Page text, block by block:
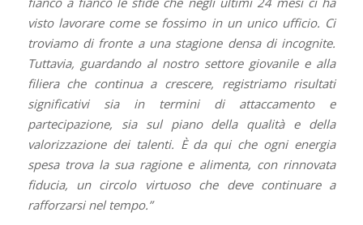
visto lavorare come se fossimo in un unico ufficio. Ci
troviamo di fronte a una stagione densa di incognite.
Tuttavia, guardando al nostro settore giovanile e alla
filiera che continua a crescere, registriamo risultati
significativi sia in termini di attaccamento e
partecipazione, sia sul piano della qualità e della
valorizzazione dei talenti. È da qui che ogni energia
spesa trova la sua ragione e alimenta, con rinnovata
fiducia, un circolo virtuoso che deve continuare a
rafforzarsi nel tempo.”